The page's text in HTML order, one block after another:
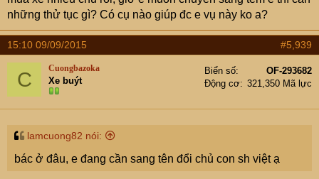
những thử tục gì? Có cụ nào giúp đc e vụ này ko a?
15:10 09/09/2015 #5,939
C Cuongbazoka
Xe buýt
Biển số
OF-293682
Động cơ
321,350 Mã lực
lamcuong82 nói:
bác ở đâu, e đang cần sang tên đổi chủ con sh việt ạ